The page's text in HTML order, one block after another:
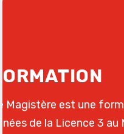
Magistère est une
de la Licence 3